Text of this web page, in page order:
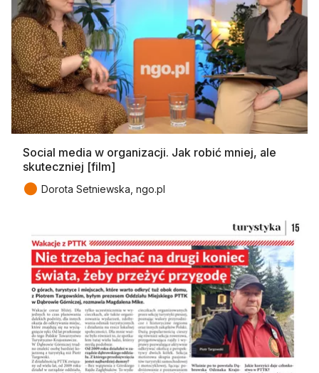
Social media w organizacji. Jak robić mniej, ale
skuteczniej [film]
● Dorota Setniewska, ngo.pl